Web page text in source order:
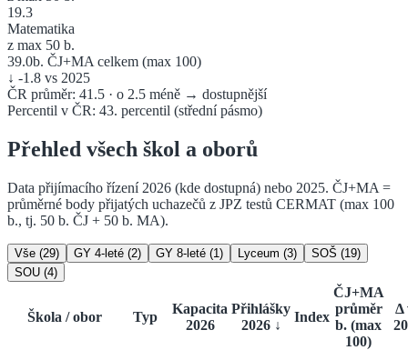
19.3
Matematika
z max 50 b.
39.0b. ČJ+MA celkem (max 100)
↓ -1.8 vs 2025
ČR průměr: 41.5 · o 2.5 méně → dostupnější
Percentil v ČR: 43. percentil (střední pásmo)
Přehled všech škol a oborů
Data přijímacího řízení 2026 (kde dostupná) nebo 2025. ČJ+MA =
průměrné body přijatých uchazečů z JPZ testů CERMAT (max 100
b., tj. 50 b. ČJ + 50 b. MA).
Vše (29) GY 4-leté (2) GY 8-leté (1 ) Lyceum (3) SOŠ (19)
SOU (4)
Škola / obor Typ
Kapacita
2026
Přihlášky
2026↓
Index
ČJ+MA
průměr
b. (max
100)
Δ